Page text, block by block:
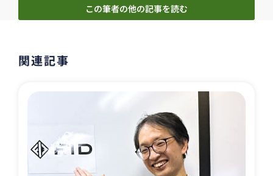
この筆者の他の記事を読む
関連記事